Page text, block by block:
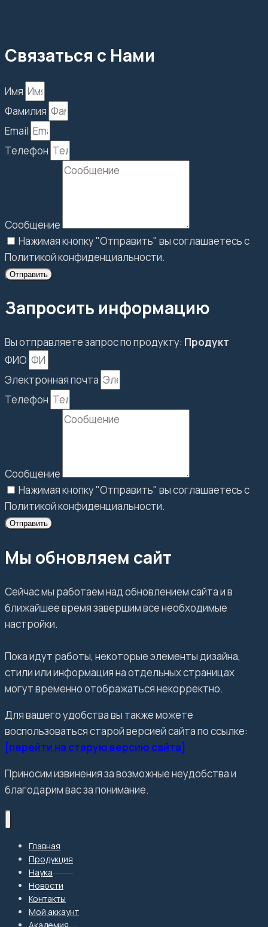
Связаться с Нами
Имя
Фамилия
Email
Телефон
Сообщение
Нажимая кнопку "Отправить" вы соглашаетесь с
Политикой конфиденциальности.
Отправить
Запросить информацию
Вы отправляете запрос по продукту: Продукт
ФИО
Электронная почта
Телефон
Сообщение
Нажимая кнопку "Отправить" вы соглашаетесь с
Политикой конфиденциальности.
Отправить
Мы обновляем сайт
Сейчас мы работаем над обновлением сайта и в
ближайшее время завершим все необходимые
настройки.
Пока идут работы, некоторые элементы дизайна,
стили или информация на отдельных страницах
могут временно отображаться некорректно.
Для вашего удобства вы также можете
воспользоваться старой версией сайта по ссылке:
[перейти на старую версию сайта]
Приносим извинения за возможные неудобства и
благодарим вас за понимание.
Главная
Продукция
Наука
Новости
Контакты
Мой аккаунт